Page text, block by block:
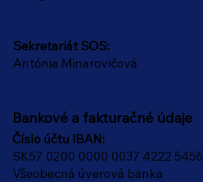
Bankové a fakturačné údaje
Číslo účtu IBAN:
SK57 0200 0000 0037 4222 5456
Všeobecná úverová banka
Sekretariát SOS:
Antónia Minarovičová